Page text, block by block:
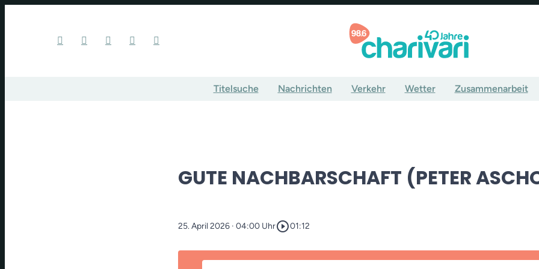
Titelsuche Nachrichten Verkehr Wetter Zusammenarbeit
GUTE NACHBARSCHAFT (PETER
25. April 2026 · 04:00 Uhrplay_circle_outline01:12